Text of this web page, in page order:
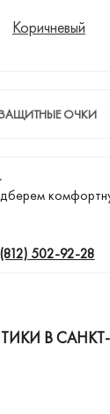
Коричневый
ОЧКИ
502-92-28
В САНКТ-